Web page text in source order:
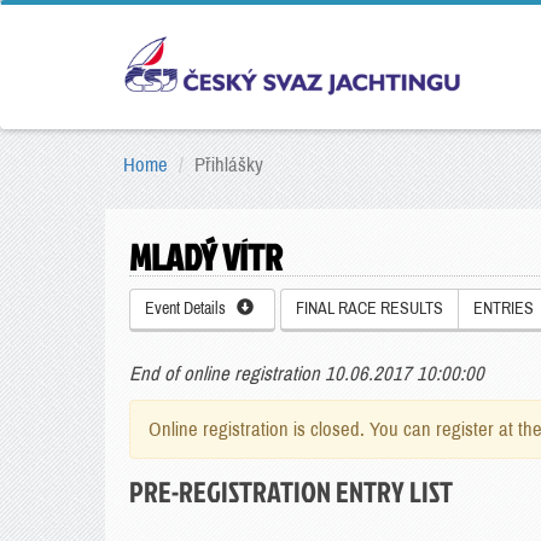
Home Přihlášky
MLADÝ VÍTR
Event Details FINAL RACE RESULTS ENTRIES
End of online registration 10.06.2017 10:00:00
Online registration is closed. You can register at
PRE-REGISTRATION ENTRY LIST